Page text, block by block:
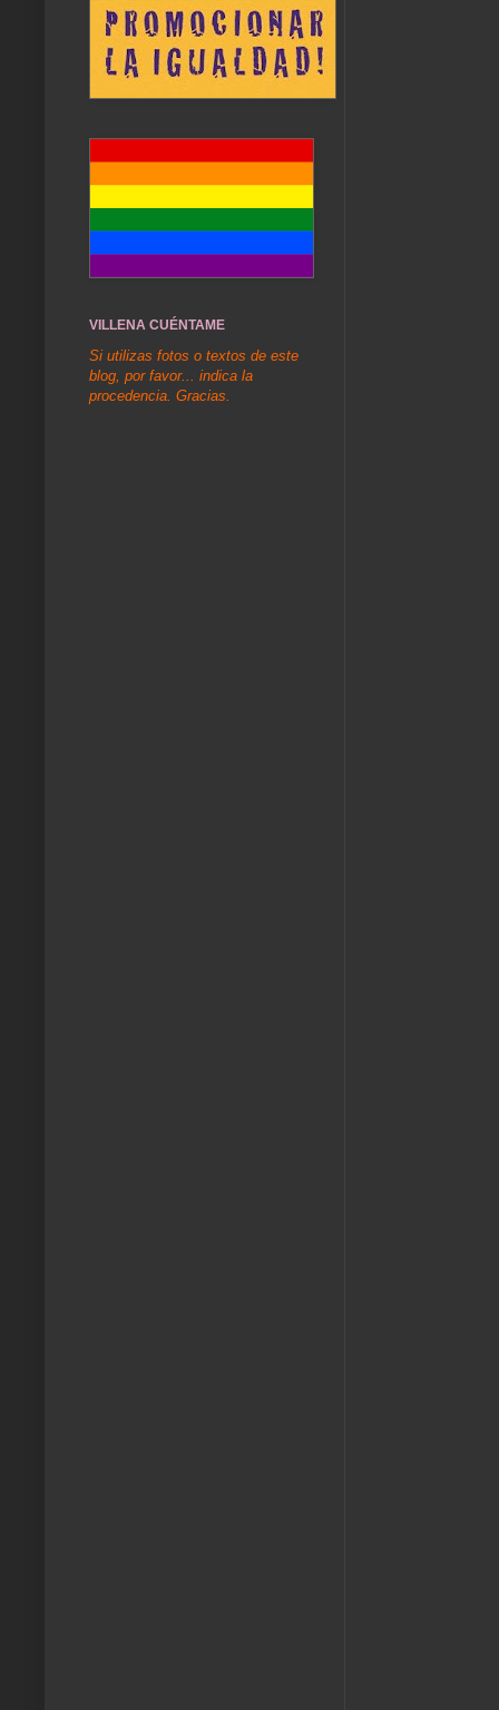
VILLENA CUÉNTAME
Si utilizas fotos o textos de este
blog, por favor... indica la
procedencia. Gracias.